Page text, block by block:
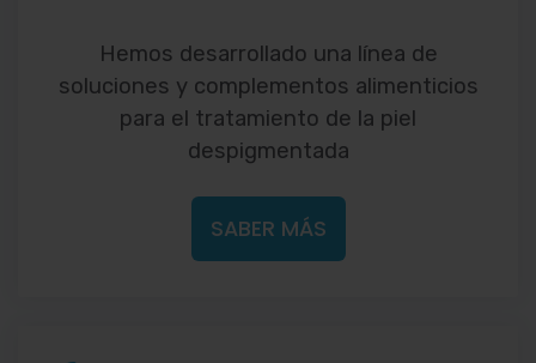
Hemos desarrollado una línea de
soluciones y complementos alimenticios
para el tratamiento de la piel
despigmentada
SABER MÁS